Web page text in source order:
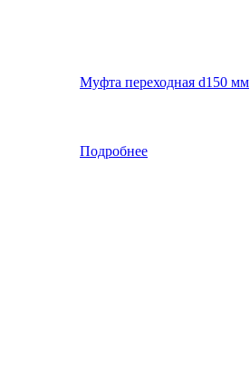
Муфта переходная d150 мм
Подробнее